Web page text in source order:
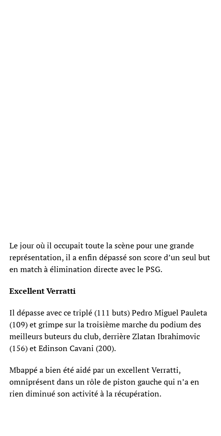
Le jour où il occupait toute la scène pour une grande
représentation, il a enfin dépassé son score d’un seul but
en match à élimination directe avec le PSG.
Excellent Verratti
Il dépasse avec ce triplé (111 buts) Pedro Miguel Pauleta
(109) et grimpe sur la troisième marche du podium des
meilleurs buteurs du club, derrière Zlatan Ibrahimovic
(156) et Edinson Cavani (200).
Mbappé a bien été aidé par un excellent Verratti,
omniprésent dans un rôle de piston gauche qui n’a en
rien diminué son activité à la récupération.